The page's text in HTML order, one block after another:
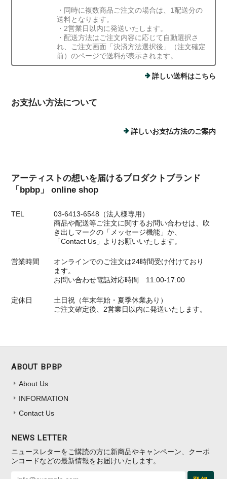
・同時に複数商品ご注文の場合は、1配送分の
送料となります。
・2営業日以内に発送いたします。
・配送方法はご注文内容に応じて自動選択さ
れ、ご注文画面「決済方法選択後」（注文確定
前）のページで送料が表示されます。
詳しい送料はこちら
お支払い方法について
詳しいお支払方法のご案内
アーティストの想いを届けるプロダクトブランド
「bpbp」 online shop
TEL
03-6413-6548（法人様専用）
商品や配送等ご注文に関するお問い合わせは、吹
き出しマークの「メッセージ機能」か、
「Contact Us」よりお願いいたします。
営業時間
オンラインでのご注文は24時間受け付けており
ます。
お問い合わせ電話対応時間 11:00-17:00
定休日
土日祝（年末年始・夏季休業あり）
ご注文確定後、2営業日以内に発送いたします。
ABOUT BPBP
About Us
INFORMATION
Contact Us
NEWS LETTER
ニュースレターをご購読の方に新商品やキャンペーン、クーポ
ンコードなどの最新情報をお届けいたします。